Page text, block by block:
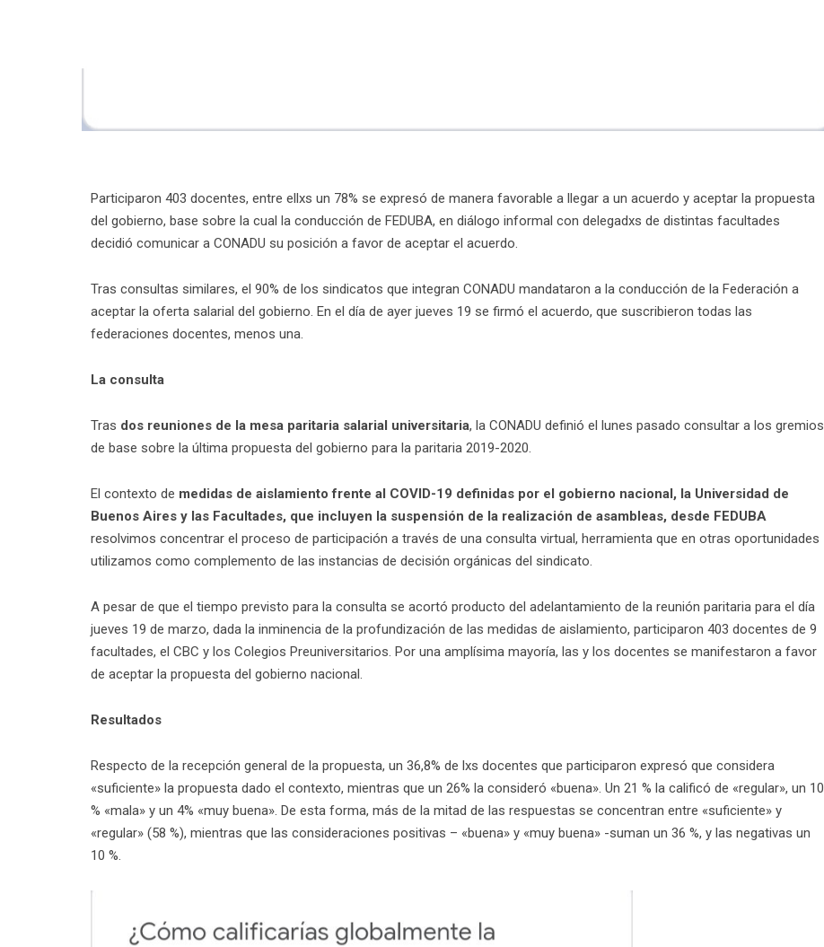
Participaron 403 docentes, entre ellxs un 78% se expresó de manera favorable a llegar a un acuerdo y aceptar la propuesta
del gobierno, base sobre la cual la conducción de FEDUBA, en diálogo informal con delegadxs de distintas facultades
decidió comunicar a CONADU su posición a favor de aceptar el acuerdo.
Tras consultas similares, el 90% de los sindicatos que integran CONADU mandataron a la conducción de la Federación a
aceptar la oferta salarial del gobierno. En el día de ayer jueves 19 se firmó el acuerdo, que suscribieron todas las
federaciones docentes, menos una.
La consulta
Tras dos reuniones de la mesa paritaria salarial universitaria, la CONADU definió el lunes pasado consultar a los gremios
de base sobre la última propuesta del gobierno para la paritaria 2019-2020.
El contexto de medidas de aislamiento frente al COVID-19 definidas por el gobierno nacional, la Universidad de
Buenos Aires y las Facultades, que incluyen la suspensión de la realización de asambleas, desde FEDUBA
resolvimos concentrar el proceso de participación a través de una consulta virtual, herramienta que en otras oportunidades
utilizamos como complemento de las instancias de decisión orgánicas del sindicato.
A pesar de que el tiempo previsto para la consulta se acortó producto del adelantamiento de la reunión paritaria para el día
jueves 19 de marzo, dada la inminencia de la profundización de las medidas de aislamiento, participaron 403 docentes de 9
facultades, el CBC y los Colegios Preuniversitarios. Por una amplísima mayoría, las y los docentes se manifestaron a favor
de aceptar la propuesta del gobierno nacional.
Resultados
Respecto de la recepción general de la propuesta, un 36,8% de lxs docentes que participaron expresó que considera
«suficiente» la propuesta dado el contexto, mientras que un 26% la consideró «buena». Un 21 % la calificó de «regular», un 10
% «mala» y un 4% «muy buena». De esta forma, más de la mitad de las respuestas se concentran entre «suficiente» y
«regular» (58 %), mientras que las consideraciones positivas – «buena» y «muy buena» -suman un 36 %, y las negativas un
10 %.